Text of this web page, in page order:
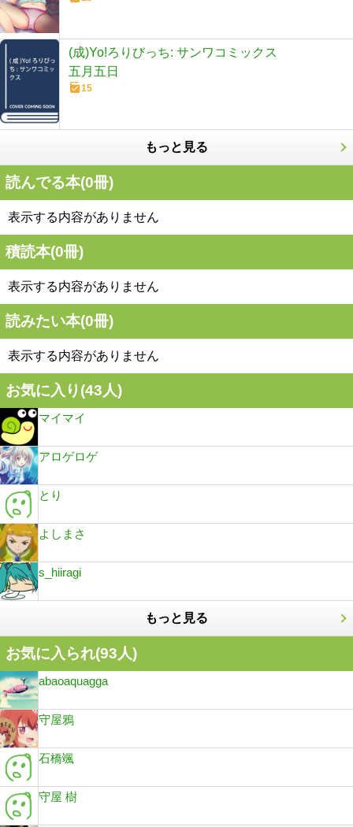
(成)Yo!ろりびっち: サンワコミックス
五月五日
15
もっと見る
読んでる本(0冊)
表示する内容がありません
積読本(0冊)
表示する内容がありません
読みたい本(0冊)
表示する内容がありません
お気に入り(43人)
マイマイ
アロゲロゲ
とり
よしまさ
s_hiiragi
もっと見る
お気に入られ(93人)
abaoaquagga
守屋鴉
石橋颯
守屋 樹